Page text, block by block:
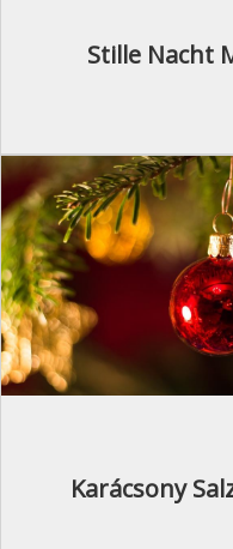
Stille Nacht
Karácsony